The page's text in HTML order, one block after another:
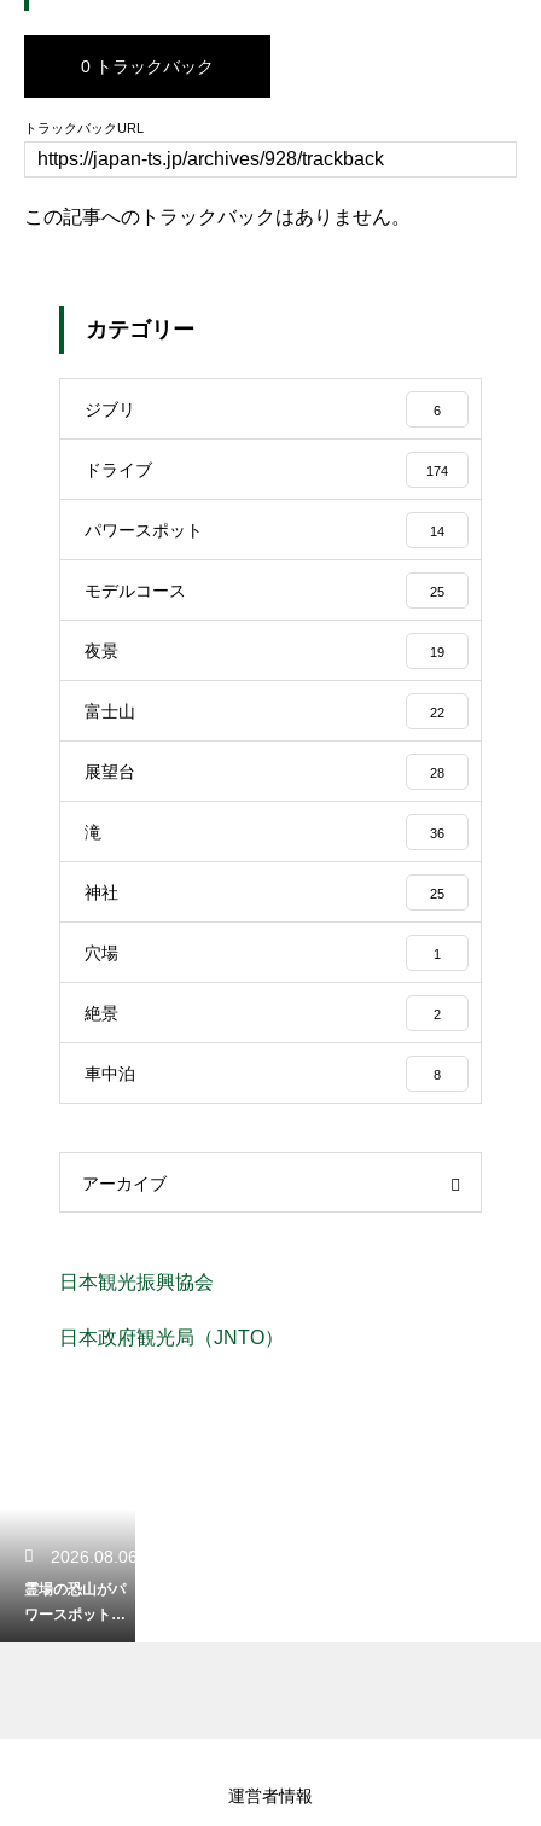
0 トラックバック
トラックバックURL
この記事へのトラックバックはありません。
カテゴリー
ジブリ 6
ドライブ 174
パワースポット 14
モデルコース 25
夜景 19
富士山 22
展望台 28
滝 36
神社 25
穴場 1
絶景 2
車中泊 8
アーカイブ
日本観光振興協会
日本政府観光局（JNTO）
2026.08.06
霊場の恐山がパ
ワースポットと
呼ばれるのはな
運営者情報